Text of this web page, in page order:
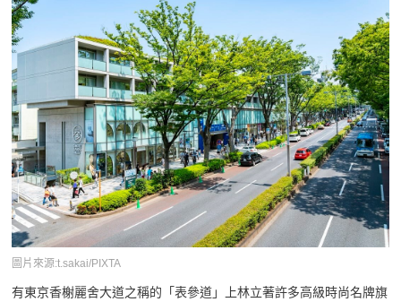
圖片來源:t.sakai/PIXTA
有東京香榭麗舍大道之稱的「表參道」上林立著許多高級時尚名牌旗